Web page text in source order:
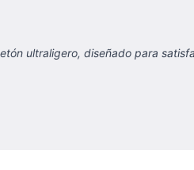
ultraligero, diseñado para